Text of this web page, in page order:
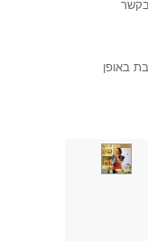
בקשר
באופן